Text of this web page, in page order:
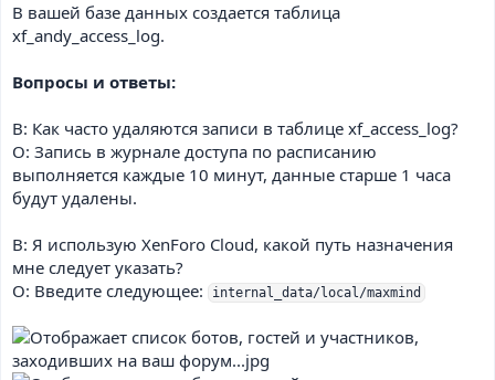
В вашей базе данных создается таблица
xf_andy_access_log.
Вопросы и ответы:
В: Как часто удаляются записи в таблице xf_access_log?
О: Запись в журнале доступа по расписанию
выполняется каждые 10 минут, данные старше 1 часа
будут удалены.
В: Я использую XenForo Cloud, какой путь назначения
мне следует указать?
О: Введите следующее:
internal_data/local/maxmind